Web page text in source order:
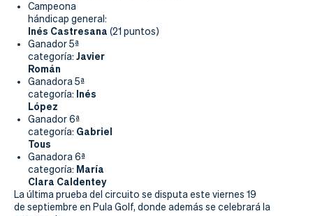
Campeona
hándicap general:
Inés Castresana (21 puntos)
Ganador 5ª
categoría: Javier
Román
Ganadora 5ª
categoría: Inés
López
Ganador 6ª
categoría: Gabriel
Tous
Ganadora 6ª
categoría: María
Clara Caldentey
La última prueba del circuito se disputa este viernes 19
de septiembre en Pula Golf, donde además se celebrará la